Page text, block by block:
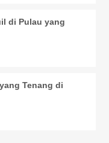
di Pulau yang
Tenang di